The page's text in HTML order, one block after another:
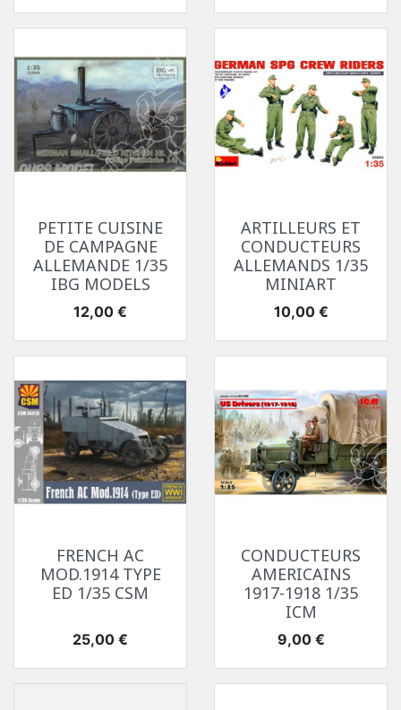
PETITE CUISINE
DE CAMPAGNE
ALLEMANDE 1/35
IBG MODELS
Prix
12,00 €
ARTILLEURS ET
CONDUCTEURS
ALLEMANDS 1/35
MINIART
Prix
10,00 €
FRENCH AC
MOD.1914 TYPE
ED 1/35 CSM
Prix
25,00 €
CONDUCTEURS
AMERICAINS
1917-1918 1/35
ICM
Prix
9,00 €